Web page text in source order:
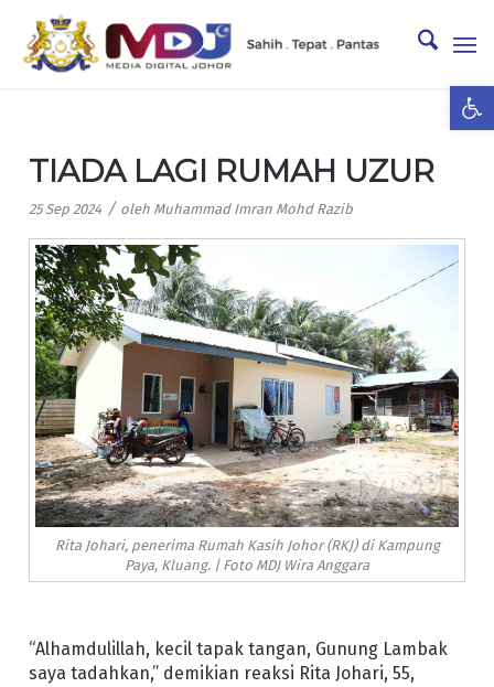
TIADA LAGI RUMAH UZUR
25 Sep 2024 / oleh Muhammad Imran Mohd Razib
Rita Johari, penerima Rumah Kasih Johor (RKJ) di Kampung
Paya, Kluang. | Foto MDJ Wira Anggara
“Alhamdulillah, kecil tapak tangan, Gunung Lambak
saya tadahkan,” demikian reaksi Rita Johari, 55,